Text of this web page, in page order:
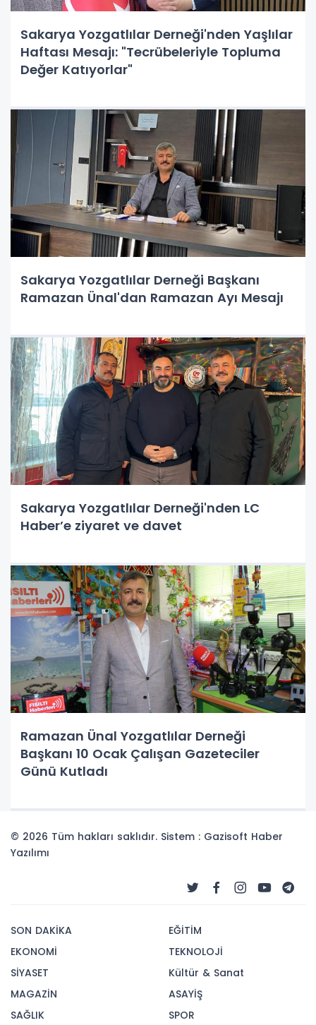
Sakarya Yozgatlılar Derneği'nden Yaşlılar
Haftası Mesajı: "Tecrübeleriyle Topluma
Değer Katıyorlar"
Sakarya Yozgatlılar Derneği Başkanı
Ramazan Ünal'dan Ramazan Ayı Mesajı
Sakarya Yozgatlılar Derneği'nden LC
Haber’e ziyaret ve davet
Ramazan Ünal Yozgatlılar Derneği
Başkanı 10 Ocak Çalışan Gazeteciler
Günü Kutladı
© 2026 Tüm hakları saklıdır. Sistem : Gazisoft Haber
Yazılımı
SON DAKİKA
EKONOMİ
SİYASET
MAGAZİN
SAĞLIK
EĞİTİM
TEKNOLOJİ
Kültür & Sanat
ASAYİŞ
SPOR